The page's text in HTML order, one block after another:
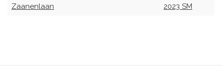
Zaanenlaan 2023 SM